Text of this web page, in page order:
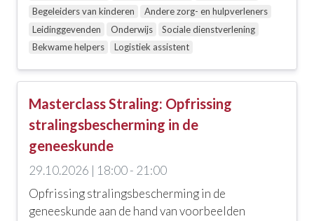
Begeleiders van kinderen
Andere zorg- en hulpverleners
Leidinggevenden
Onderwijs
Sociale dienstverlening
Bekwame helpers
Logistiek assistent
Masterclass Straling: Opfrissing
stralingsbescherming in de
geneeskunde
29.10.2026 | 18:00 - 21:00
Opfrissing stralingsbescherming in de
geneeskunde aan de hand van voorbeelden